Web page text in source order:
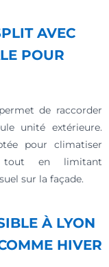
AVEC
POUR
de raccorder
unité extérieure.
pour climatiser
tout en limitant
sur la façade.
À LYON
HIVER